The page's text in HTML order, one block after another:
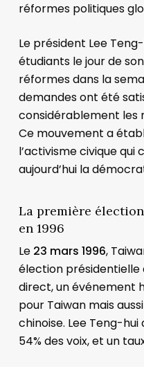
réformes politiques
Le président Lee
étudiants le jour de
réformes dans la
demandes ont été
considérablement les
Ce mouvement a
l’activisme civique
aujourd’hui la
La première
en 1996
Le 23 mars 1996,
élection présidentielle
direct, un événement
pour Taiwan mais
chinoise. Lee Teng-
54% des voix, et un